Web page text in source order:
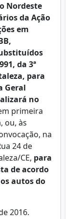
Nordeste
da Ação
em
da 3ª
para
Geral
no
primeira
ou, às
na
24 de
CE, para
de acordo
autos do
2016.